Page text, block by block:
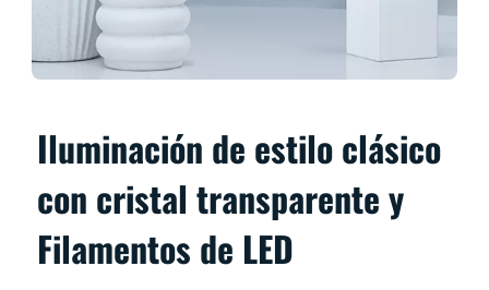
Iluminación de estilo clásico
con cristal transparente y
Filamentos de LED